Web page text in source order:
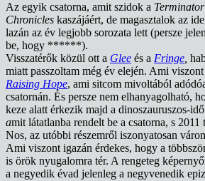
Az egyik csatorna, amit szidok a
Chronicles kaszájáért, de magasztalok az
lazán az év legjobb sorozata lett (persze
be, hogy ******).
Visszatérők közül ott a Glee és a Fringe
miatt passzoltam még év elején. Ami
Raising Hope, ami sitcom mivoltából
csatornán. És persze nem elhanyagolható,
keze alatt érkezik majd a dinoszauruszos-
amit látatlanba rendelt be a csatorna, s 2011
Nos, az utóbbi részemről iszonyatosan
Ami viszont igazán érdekes, hogy a
is örök nyugalomra tér. A rengeteg
a negyedik évad jelenleg a negyvenedik